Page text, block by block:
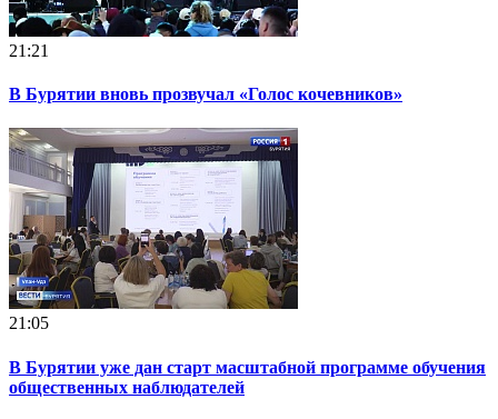
21:21
В Бурятии вновь прозвучал «Голос кочевников»
21:05
В Бурятии уже дан старт масштабной программе обучения
общественных наблюдателей